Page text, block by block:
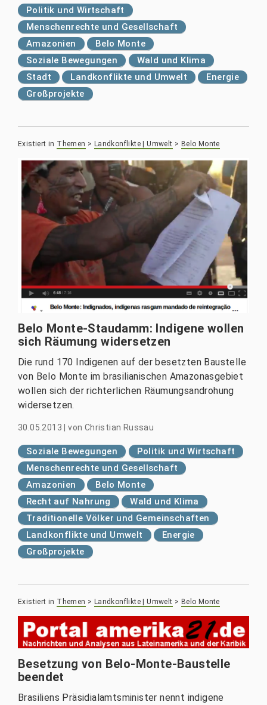
Politik und Wirtschaft
Menschenrechte und Gesellschaft
Amazonien
Belo Monte
Soziale Bewegungen
Wald und Klima
Stadt
Landkonflikte und Umwelt
Energie
Großprojekte
Existiert in Themen > Landkonflikte | Umwelt > Belo Monte
Belo Monte-Staudamm: Indigene wollen
sich Räumung widersetzen
Die rund 170 Indigenen auf der besetzten Baustelle
von Belo Monte im brasilianischen Amazonasgebiet
wollen sich der richterlichen Räumungsandrohung
widersetzen.
30.05.2013 |von Christian Russau
Soziale Bewegungen
Politik und Wirtschaft
Menschenrechte und Gesellschaft
Amazonien
Belo Monte
Recht auf Nahrung
Wald und Klima
Traditionelle Völker und Gemeinschaften
Landkonflikte und Umwelt
Energie
Großprojekte
Existiert in Themen > Landkonflikte | Umwelt > Belo Monte
Besetzung von Belo-Monte-Baustelle
beendet
Brasiliens Präsidialamtsminister nennt indigene